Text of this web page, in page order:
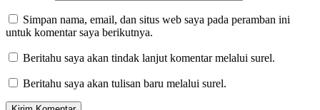
Simpan nama, email, dan situs web saya pada peramban ini
untuk komentar saya berikutnya.
Beritahu saya akan tindak lanjut komentar melalui surel.
Beritahu saya akan tulisan baru melalui surel.